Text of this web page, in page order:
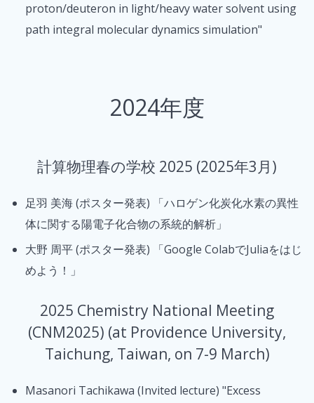
proton/deuteron in light/heavy water solvent using
path integral molecular dynamics simulation"
2024年度
計算物理春の学校 2025 (2025年3月)
足羽 美海 (ポスター発表) 「ハロゲン化炭化水素の異性
体に関する陽電子化合物の系統的解析」
大野 周平 (ポスター発表) 「Google ColabでJuliaをはじ
めよう！」
2025 Chemistry National Meeting
(CNM2025) (at Providence University,
Taichung, Taiwan, on 7-9 March)
Masanori Tachikawa (Invited lecture) "Excess